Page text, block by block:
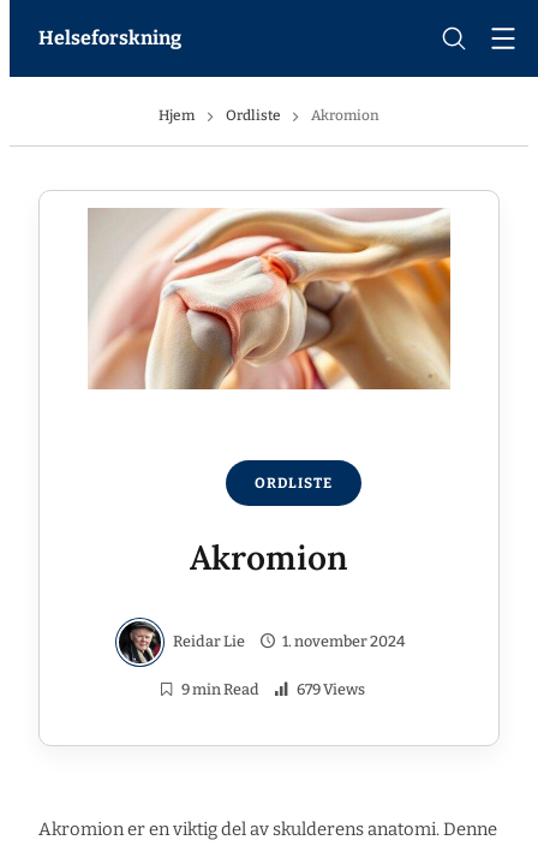
Helseforskning
Hjem Ordliste Akromion
ORDLISTE
Akromion
Reidar Lie 1. november 2024
9 min Read 679 Views
Akromion er en viktig del av skulderens anatomi. Denne